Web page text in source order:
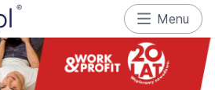
Menu